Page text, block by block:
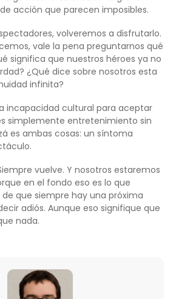
acción que parecen imposibles.
volveremos a disfrutarlo.
vale la pena preguntarnos qué
significa que nuestros héroes ya no
¿Qué dice sobre nosotros esta
infinita?
incapacidad cultural para aceptar
simplemente entretenimiento sin
es ambas cosas: un síntoma
vuelve. Y nosotros estaremos
en el fondo eso es lo que
que siempre hay una próxima
adiós. Aunque eso signifique que
nada.